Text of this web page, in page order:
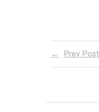
Prev Post